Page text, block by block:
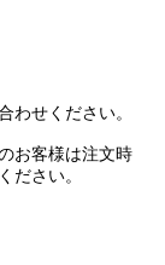
わせください。
お客様は注文時
ださい。